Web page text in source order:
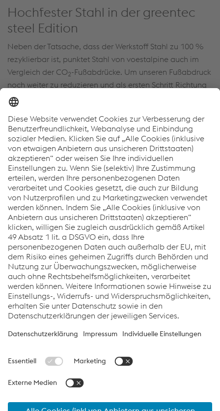
Hochfester Stahl in der greentec
steel Edition
Neben der Tatsache, dass der Werkstoff Stahl zu 100 %
rezyklierbar ist, punktet Stahl von voestalpine auch im
Vergleich der CO2-Fußabdrücke. Um unseren Fußabdruck
noch weiter zu reduzieren und als ersten Schritt Richtung
Klimaneutralität sind alle alform
steel Edition erhältlich. greentec steel ist gewohnte
voestalpine Premiumqualität mit reduziertem CO -
Fußabdruck.
Lesen Sie mehr über greentec steel, Nachhaltigkeit und
unsere Dekarbonisierungsstrategie auf der Website von
Stella Sustainable, der Botschafterin für Nachhaltigkeit in
der voestalpine Steel Division.
Zu Stella Sustainable
Kontakt